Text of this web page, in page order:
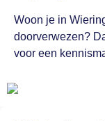
Woon je in
doorverwezen?
voor een